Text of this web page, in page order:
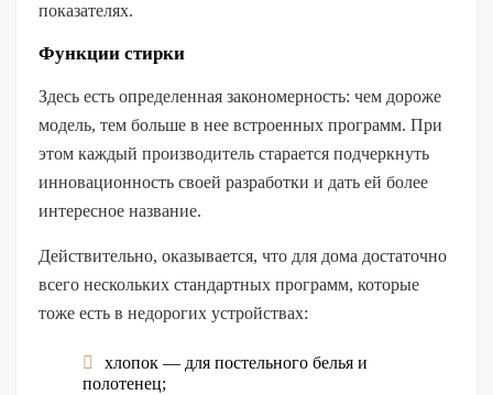
показателях.
Функции стирки
Здесь есть определенная закономерность: чем дороже
модель, тем больше в нее встроенных программ. При
этом каждый производитель старается подчеркнуть
инновационность своей разработки и дать ей более
интересное название.
Действительно, оказывается, что для дома достаточно
всего нескольких стандартных программ, которые
тоже есть в недорогих устройствах:
хлопок — для постельного белья и
полотенец;